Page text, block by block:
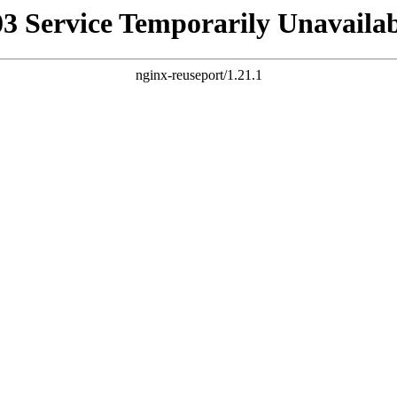
Service Temporarily
nginx-reuseport/1.21.1